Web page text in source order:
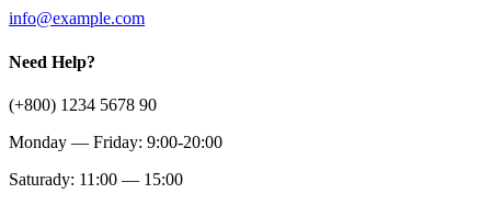
info@example.com
Need Help?
(+800) 1234 5678 90
Monday — Friday: 9:00-20:00
Saturady: 11:00 — 15:00